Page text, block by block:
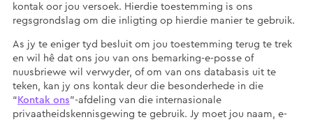
kontak oor jou versoek. Hierdie toestemming is ons
regsgrondslag om die inligting op hierdie manier te gebruik.
As jy te eniger tyd besluit om jou toestemming terug te trek
en wil hê dat ons jou van ons bemarking-e-posse of
nuusbriewe wil verwyder, of om van ons databasis uit te
teken, kan jy ons kontak deur die besonderhede in die
“ Kontak ons”-afdeling van die internasionale
privaatheidskennisgewing te gebruik. Jy moet jou naam, e-